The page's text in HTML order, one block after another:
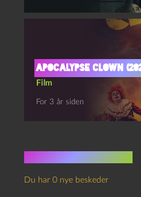
Apocalypse clown
Film
For 3 år siden
Du har 0 nye beskeder